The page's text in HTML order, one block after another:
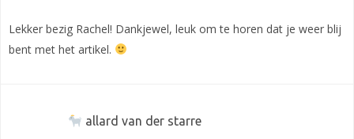
Lekker bezig Rachel! Dankjewel, leuk om te horen dat je weer blij
bent met het artikel.
allard van der starre